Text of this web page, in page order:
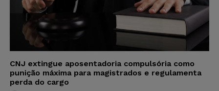
CNJ extingue aposentadoria compulsória como
punição máxima para magistrados e regulamenta
perda do cargo